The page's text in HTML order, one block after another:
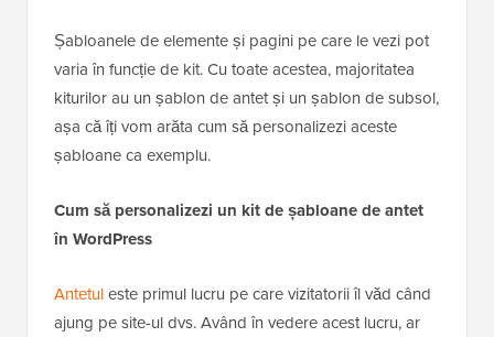
Șabloanele de elemente și pagini pe care le vezi pot
varia în funcție de kit. Cu toate acestea, majoritatea
kiturilor au un șablon de antet și un șablon de subsol,
așa că îți vom arăta cum să personalizezi aceste
șabloane ca exemplu.
Cum să personalizezi un kit de șabloane de antet
în WordPress
Antetuleste primul lucru pe care vizitatorii îl văd când
ajung pe site-ul dvs. Având în vedere acest lucru, ar